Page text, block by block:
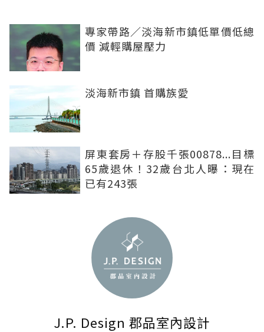
專家帶路／淡海新市鎮低單價低總
價 減輕購屋壓力
淡海新市鎮 首購族愛
屏東套房＋存股千張00878...目標
65歲退休！32歲台北人曝：現在
已有243張
J.P. Design 郡品室內設計